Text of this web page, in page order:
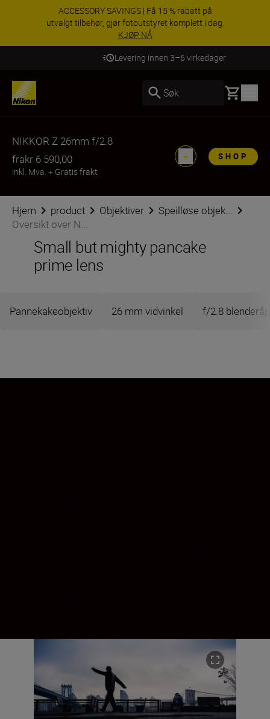
ACCESSORY SAVINGS | Få 15 % rabatt på
utvalgt tilbehør, gjør fotoutstyret komplett i dag.
KJØP NÅ
Levering innen 3–6 virkedager
Søk Basket
NIKKOR Z 26mm f/2.8
frakr 6 590,00
inkl. Mva. + Gratis frakt
SHOP
Hjem product Objektiver
Speilløse objek...
Oversikt over N...
Small but mighty pancake
prime lens
Pannekakeobjektiv 26 mm vidvinkel f/2.8